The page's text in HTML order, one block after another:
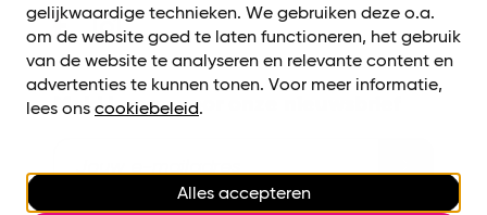
gelijkwaardige technieken. We gebruiken deze o.a.
om de website goed te laten functioneren, het gebruik
van de website te analyseren en relevante content en
advertenties te kunnen tonen. Voor meer informatie,
lees ons cookiebeleid.
Alles accepteren
Meld je aan voor onze nieuwsbrief